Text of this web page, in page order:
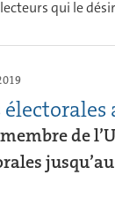
qui le
de